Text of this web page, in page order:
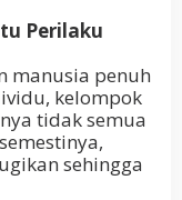
Perilaku
manusia penuh
kelompok
tidak semua
sehingga